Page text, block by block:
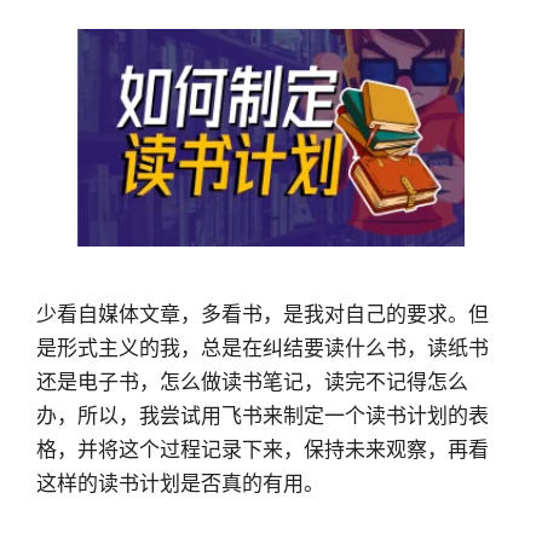
少看自媒体文章，多看书，是我对自己的要求。但
是形式主义的我，总是在纠结要读什么书，读纸书
还是电子书，怎么做读书笔记，读完不记得怎么
办，所以，我尝试用飞书来制定一个读书计划的表
格，并将这个过程记录下来，保持未来观察，再看
这样的读书计划是否真的有用。